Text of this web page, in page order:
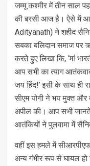
जम्मू कश्मीर में तीन साल
की बरसी आज है। ऐसे में
Adityanath) ने शहीद
सबका बलिदान समाज पर
करते हुए लिखा कि, ‘मां
आप सभी का त्याग
जय हिंद!’ इसी के साथ ही
सीएम योगी ने भय मुक्त और
अपील की। आप सभी
आतंकियों ने पुलवामा में
वहीं इस हमले में
अन्य गंभीर रूप से घायल